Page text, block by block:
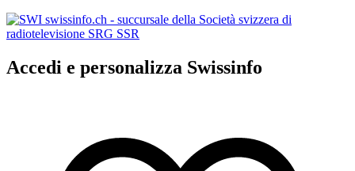
Accedi e personalizza Swissinfo